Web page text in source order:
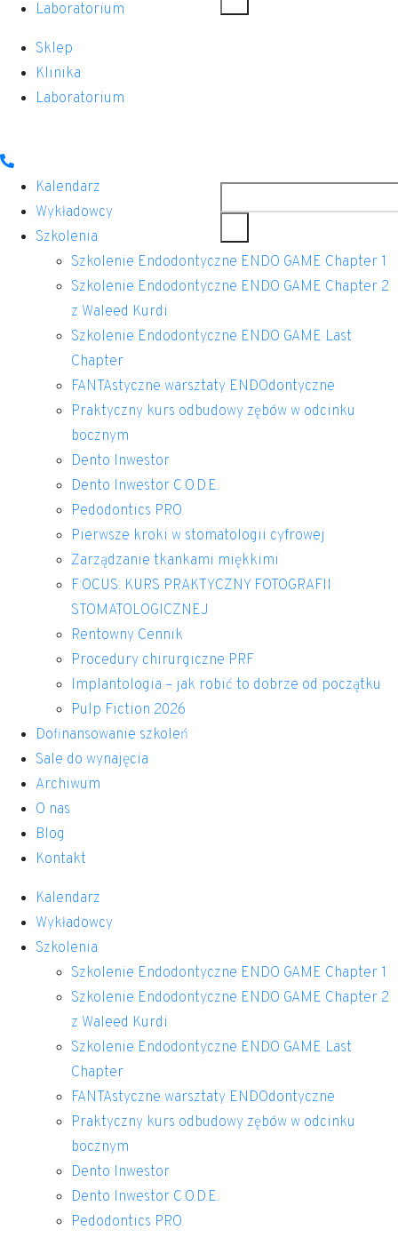
Laboratorium
Sklep
Klinika
Laboratorium
Kalendarz
Wykładowcy
Szkolenia
Szkolenie Endodontyczne ENDO GAME Chapter 1
Szkolenie Endodontyczne ENDO GAME Chapter 2
z Waleed Kurdi
Szkolenie Endodontyczne ENDO GAME Last
Chapter
FANTAstyczne warsztaty ENDOdontyczne
Praktyczny kurs odbudowy zębów w odcinku
bocznym
Dento Inwestor
Dento Inwestor C.O.D.E.
Pedodontics PRO
Pierwsze kroki w stomatologii cyfrowej
Zarządzanie tkankami miękkimi
F:OCUS: KURS PRAKTYCZNY FOTOGRAFII
STOMATOLOGICZNEJ
Rentowny Cennik
Procedury chirurgiczne PRF
Implantologia – jak robić to dobrze od początku
Pulp Fiction 2026
Dofinansowanie szkoleń
Sale do wynajęcia
Archiwum
O nas
Blog
Kontakt
Kalendarz
Wykładowcy
Szkolenia
Szkolenie Endodontyczne ENDO GAME Chapter 1
Szkolenie Endodontyczne ENDO GAME Chapter 2
z Waleed Kurdi
Szkolenie Endodontyczne ENDO GAME Last
Chapter
FANTAstyczne warsztaty ENDOdontyczne
Praktyczny kurs odbudowy zębów w odcinku
bocznym
Dento Inwestor
Dento Inwestor C.O.D.E.
Pedodontics PRO